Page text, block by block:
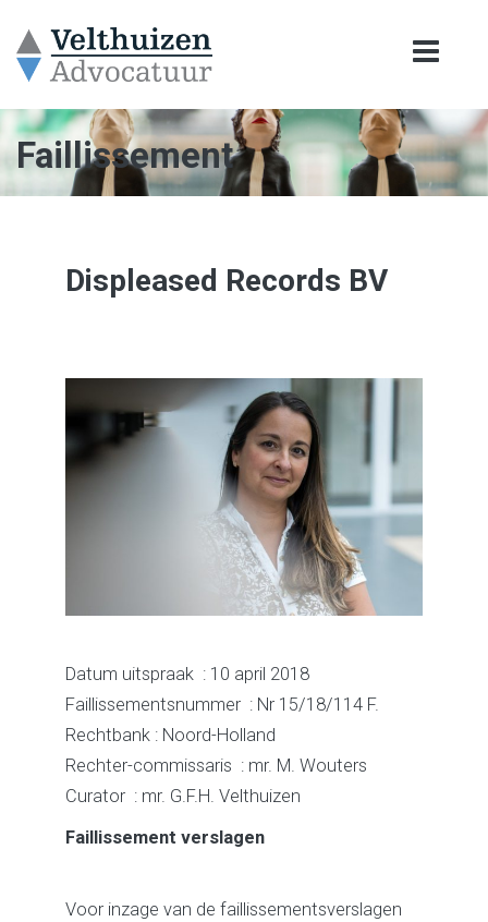
Faillissement
Displeased Records BV
Datum uitspraak : 10 april 2018
Faillissementsnummer : Nr 15/18/114 F.
Rechtbank : Noord-Holland
Rechter-commissaris : mr. M. Wouters
Curator : mr. G.F.H. Velthuizen
Faillissement verslagen
Voor inzage van de faillissementsverslagen